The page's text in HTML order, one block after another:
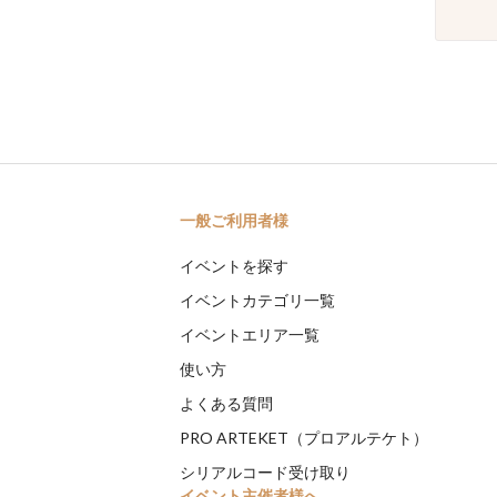
一般ご利用者様
イベントを探す
イベントカテゴリ一覧
イベントエリア一覧
使い方
よくある質問
PRO ARTEKET（プロアルテケト）
シリアルコード受け取り